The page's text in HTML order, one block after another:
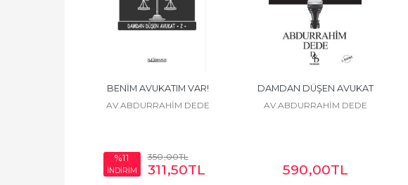
BENİM AVUKATIM VAR!
AV.ABDURRAHİM DEDE
%11
İNDİRİM
350,00TL
311,50TL
DAMDAN DÜŞEN AVUKAT
AV.ABDURRAHİM DEDE
590,00TL